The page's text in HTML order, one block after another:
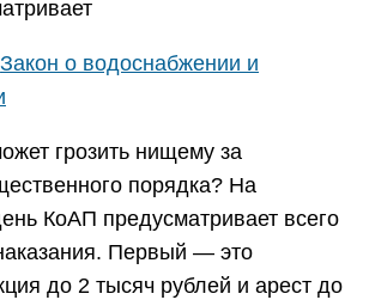
Закон о водоснабжении и
грозить нищему за
порядка? На
КоАП предусматривает всего
Первый — это
до 2 тысяч рублей и арест до